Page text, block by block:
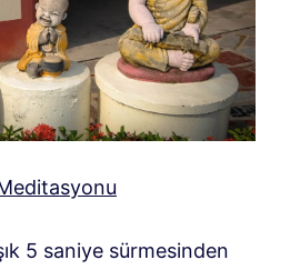
5 saniye sürmesinden